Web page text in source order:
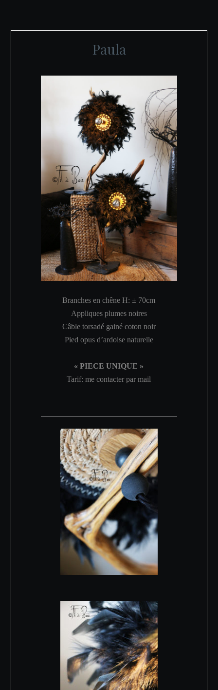
Paula
Branches en chêne H: ± 70cm
Appliques plumes noires
Câble torsadé gainé coton noir
Pied opus d’ardoise naturelle
« PIECE UNIQUE »
Tarif: me contacter par mail